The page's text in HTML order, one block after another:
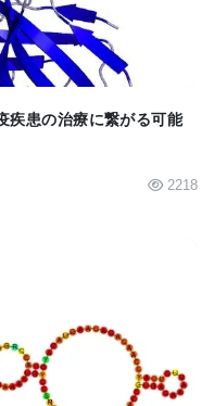
血流に乗って腫瘍に
血管の健全性を回復
胞が腫瘍塊に侵入す
かし、AMD3100は
子を腫瘍に到達させ
ロ博士は述べた。
疾患の治療に繋がる可能
2218
JP